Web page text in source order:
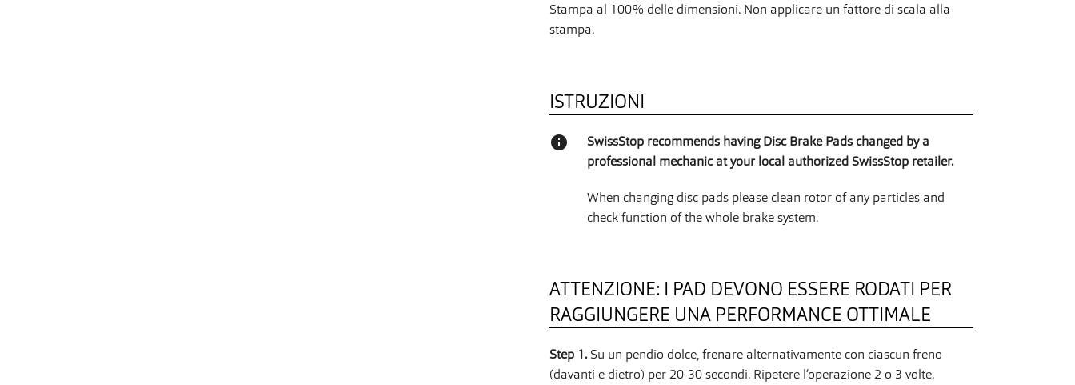
Stampa al 100% delle dimensioni. Non applicare un fattore di scala alla
stampa.
ISTRUZIONI
info
SwissStop recommends having Disc Brake Pads changed by a
professional mechanic at your local authorized SwissStop retailer.
When changing disc pads please clean rotor of any particles and
check function of the whole brake system.
ATTENZIONE: I PAD DEVONO ESSERE RODATI PER
RAGGIUNGERE UNA PERFORMANCE OTTIMALE
Step 1. Su un pendio dolce, frenare alternativamente con ciascun freno
(davanti e dietro) per 20-30 secondi. Ripetere l‘operazione 2 o 3 volte.